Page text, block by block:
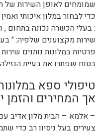
שמומחים לאופן השירות של
כדי לבחור במלון איכותי
: בעלי הכשרה נכונה בתחום ,
שירות מקצוענים שלפיה: "
פרטיות במלונות נותנים
בטוח שפתרו את בעיית
טיפולי ספא
אך המחירים והזמן
– אלמא – הבית מלון אדיב עם
צעירים בעל ניסיון רב כדי